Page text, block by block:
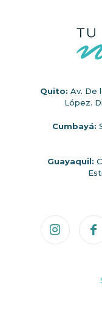
Quito: Av. De
López.
Cumbayá:
Guayaquil: